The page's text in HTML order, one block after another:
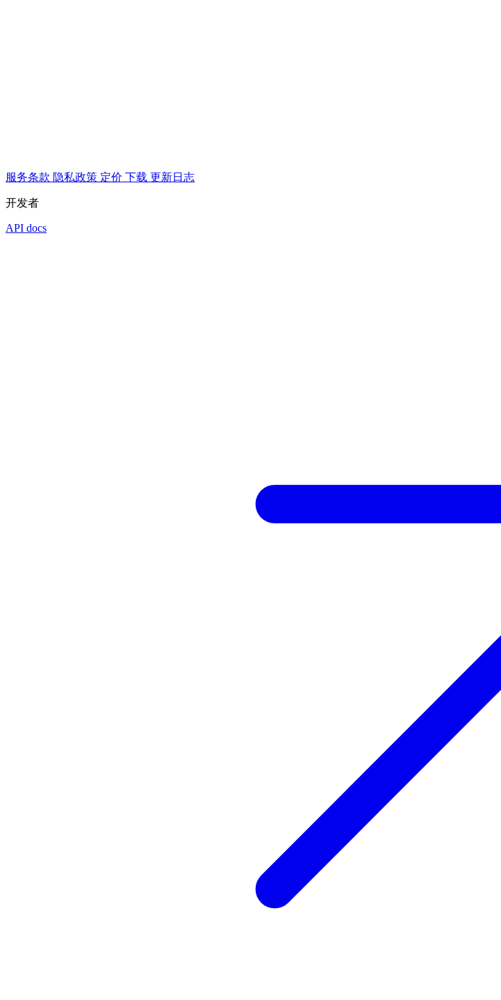
服务条款 隐私政策 定价 下载 更新日志
开发者
API docs